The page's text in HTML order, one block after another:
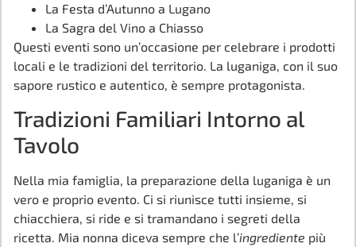
La Festa d’Autunno a Lugano
La Sagra del Vino a Chiasso
Questi eventi sono un’occasione per celebrare i prodotti
locali e le tradizioni del territorio. La luganiga, con il suo
sapore rustico e autentico, è sempre protagonista.
Tradizioni Familiari Intorno al
Tavolo
Nella mia famiglia, la preparazione della luganiga è un
vero e proprio evento. Ci si riunisce tutti insieme, si
chiacchiera, si ride e si tramandano i segreti della
ricetta. Mia nonna diceva sempre che l’ingrediente più